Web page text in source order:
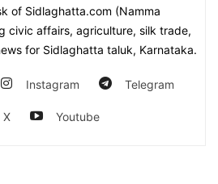
of Sidlaghatta.com (Namma
civic affairs, agriculture, silk trade,
for Sidlaghatta taluk, Karnataka.
Instagram Telegram
X Youtube